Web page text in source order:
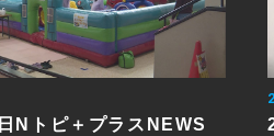
Nトピ＋プラスNEWS